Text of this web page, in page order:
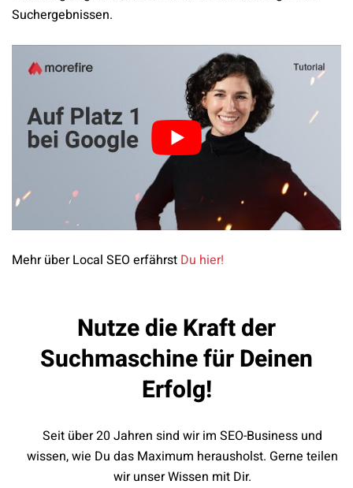
Suchergebnissen.
Mehr über Local SEO erfährst Du hier!
Nutze die Kraft der
Suchmaschine für Deinen
Erfolg!
Seit über 20 Jahren sind wir im SEO-Business und
wissen, wie Du das Maximum herausholst. Gerne teilen
wir unser Wissen mit Dir.